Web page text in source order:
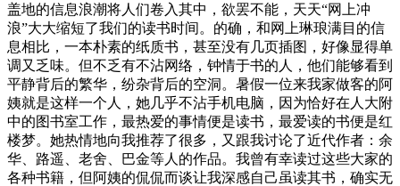
盖地的信息浪潮将人们卷入其中，欲罢不能，天天“网上冲
浪”大大缩短了我们的读书时间。的确，和网上琳琅满目的信
息相比，一本朴素的纸质书，甚至没有几页插图，好像显得单
调又乏味。但不乏有不沾网络，钟情于书的人，他们能够看到
平静背后的繁华，纷杂背后的空洞。暑假一位来我家做客的阿
姨就是这样一个人，她几乎不沾手机电脑，因为恰好在人大附
中的图书室工作，最热爱的事情便是读书，最爱读的书便是红
楼梦。她热情地向我推荐了很多，又跟我讨论了近代作者：余
华、路遥、老舍、巴金等人的作品。我曾有幸读过这些大家的
各种书籍，但阿姨的侃侃而谈让我深感自己虽读其书，确实无